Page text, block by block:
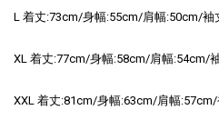
L 着丈:73cm/身幅:55cm/肩幅:50cm/袖
XL 着丈:77cm/身幅:58cm/肩幅:54cm/
XXL 着丈:81cm/身幅:63cm/肩幅